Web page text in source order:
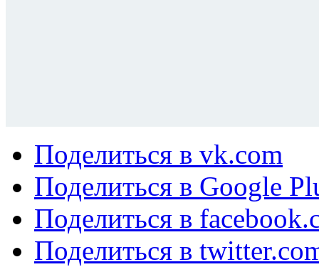
Поделиться в vk.com
Поделиться в Google
Поделиться в
Поделиться в